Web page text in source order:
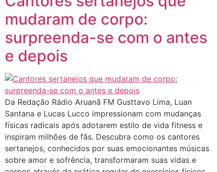
mudaram de corpo:
surpreenda-se com o antes
e depois
Da Redação Rádio Aruanã FM Gusttavo Lima, Luan
Santana e Lucas Lucco impressionam com mudanças
físicas radicais após adotarem estilo de vida fitness e
inspiram milhões de fãs. Descubra como os cantores
sertanejos, conhecidos por suas emocionantes músicas
sobre amor e sofrência, transformaram suas vidas e